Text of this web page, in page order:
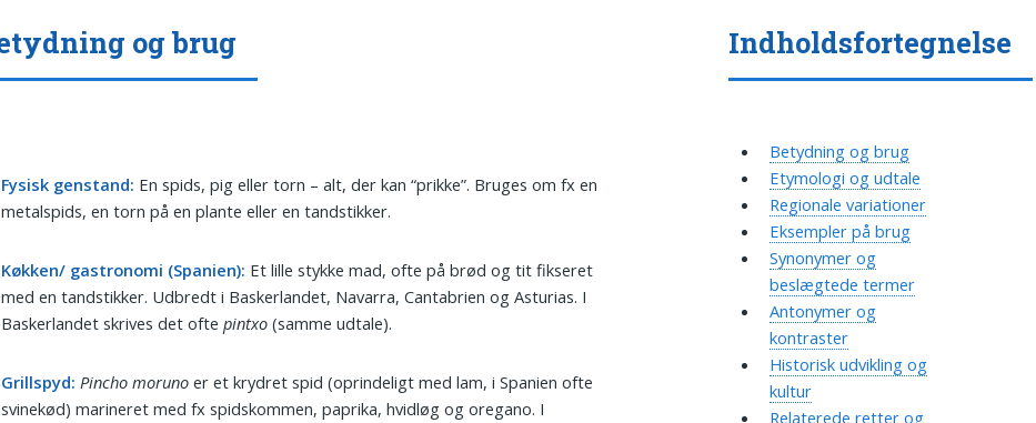
og brug
Fysisk genstand: En spids, pig eller torn – alt, der kan “prikke”. Bruges om fx en
metalspids, en torn på en plante eller en tandstikker.
Køkken/ gastronomi (Spanien): Et lille stykke mad, ofte på brød og tit fikseret
med en tandstikker. Udbredt i Baskerlandet, Navarra, Cantabrien og Asturias. I
Baskerlandet skrives det oftepintxo (samme udtale).
Grillspyd: Pincho moruno er et krydret spid (oprindeligt med lam, i Spanien ofte
svinekød) marineret med fx spidskommen, paprika, hvidløg og oregano. I
Indholdsfortegnelse
Betydning og brug
Etymologi og udtale
Regionale variationer
Eksempler på brug
Synonymer og
beslægtede termer
Antonymer og
kontraster
Historisk udvikling og
kultur
Relaterede retter og